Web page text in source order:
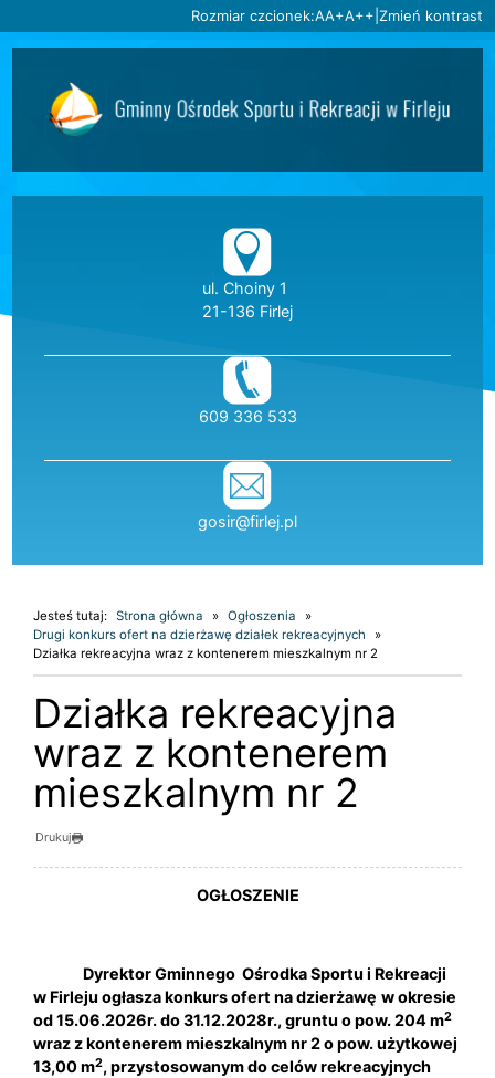
Przejdź do głównej treści Przejdź do wyszukiwarki
Rozmiar czcionek:Ustaw domyślną czcionkę
AUstaw większą czcionkę
A+Ustaw największą
A++ Zmień kontrast
« »
Dane
ul. Choiny 1
21-136 Firlej
telefon:
609 336 533
gosir@firlej.pl
Jesteś tutaj: Strona główna
Ogłoszenia
Drugi konkurs ofert na dzierżawę działek rekreacyjnych
Działka rekreacyjna wraz z kontenerem mieszkalnym nr 2
Działka rekreacyjna
wraz z kontenerem
mieszkalnym nr 2
Drukuj
OGŁOSZENIE
Dyrektor Gminnego Ośrodka Sportu i Rekreacji
w Firleju ogłasza konkurs ofert na dzierżawę w okresie
od 15.06.2026r. do 31.12.2028r., gruntu o pow. 204 m2
wraz z kontenerem mieszkalnym nr 2 o pow. użytkowej
13,00 m2, przystosowanymdo celów rekreacyjnych